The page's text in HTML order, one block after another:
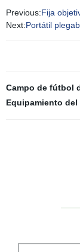
Previous:Fija
Next:Portátil
Campo de fútbol
Equipamiento